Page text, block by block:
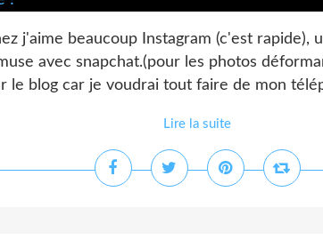
j'aime beaucoup Instagram (c'est rapide),
avec snapchat.(pour les photos
le blog car je voudrai tout faire de mon
Lire la suite